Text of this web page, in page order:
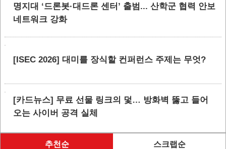
명지대 ‘드론봇·대드론 센터’ 출범... 산학군 협력 안보
네트워크 강화
[ISEC 2026] 대미를 장식할 컨퍼런스 주제는 무엇?
[카드뉴스] 무료 선물 링크의 덫… 방화벽 뚫고 들어
오는 사이버 공격 실체
추천순 스크랩순